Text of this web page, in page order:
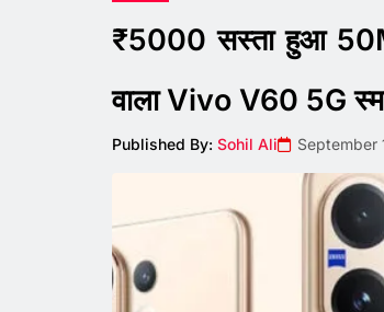
₹5000 सस्ता हुआ
वाला Vivo V60 5G
Published By: Sohil Ali September